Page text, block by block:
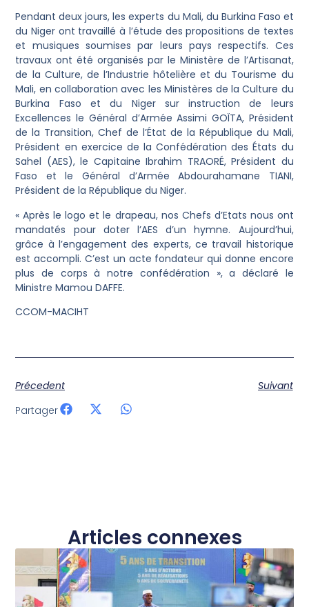
Pendant deux jours, les experts du Mali, du Burkina Faso et
du Niger ont travaillé à l’étude des propositions de textes
et musiques soumises par leurs pays respectifs. Ces
travaux ont été organisés par le Ministère de l’Artisanat,
de la Culture, de l’Industrie hôtelière et du Tourisme du
Mali, en collaboration avec les Ministères de la Culture du
Burkina Faso et du Niger sur instruction de leurs
Excellences le Général d’Armée Assimi GOÏTA, Président
de la Transition, Chef de l’État de la République du Mali,
Président en exercice de la Confédération des États du
Sahel (AES), le Capitaine Ibrahim TRAORÉ, Président du
Faso et le Général d’Armée Abdourahamane TIANI,
Président de la République du Niger.
« Après le logo et le drapeau, nos Chefs d’Etats nous ont
mandatés pour doter l’AES d’un hymne. Aujourd’hui,
grâce à l’engagement des experts, ce travail historique
est accompli. C’est un acte fondateur qui donne encore
plus de corps à notre confédération », a déclaré le
Ministre Mamou DAFFE.
CCOM-MACIHT
Précedent
Suivant
Partager
Articles connexes